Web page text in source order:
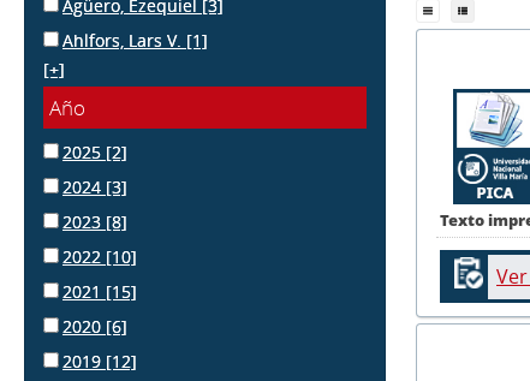
Agüero, Ezequiel [3]
Ahlfors, Lars V. [1]
[+]
Año
2025 [2]
2024 [3]
2023 [8]
2022 [10]
2021 [15]
2020 [6]
2019 [12]
Texto